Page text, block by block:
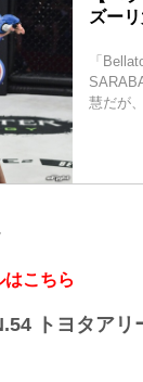
ズー
「
慧だが
こちら
トヨタアリ